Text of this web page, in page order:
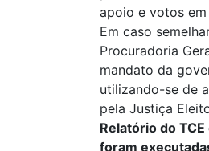
apoio e votos
Em caso
Procuradoria
mandato da
utilizando-se de
pela Justiça
Relatório do
foram